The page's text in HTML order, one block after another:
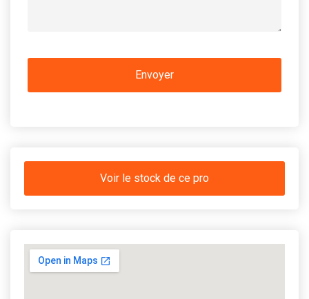
Voir le stock de ce pro